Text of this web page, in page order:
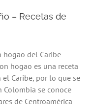
– Recetas de
hogao del Caribe
hogao es una receta
Caribe, por lo que se
Colombia se conoce
de Centroamérica